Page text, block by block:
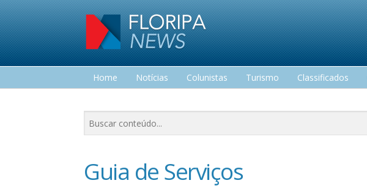
Home Notícias Colunistas Turismo Classificados
Guia de Serviços